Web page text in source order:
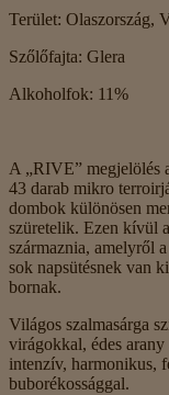
Terület: Olaszország,
Szőlőfajta: Glera
Alkoholfok: 11%
A „RIVE” megjelölés
43 darab mikro
dombok különösen
szüretelik. Ezen kívül
származnia, amelyről
sok napsütésnek van
bornak.
Világos szalmasárga
virágokkal, édes
intenzív, harmonikus,
buborékossággal.